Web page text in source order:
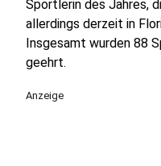
Sportlerin des Jahres,
allerdings derzeit in
Insgesamt wurden 88
geehrt.
Anzeige